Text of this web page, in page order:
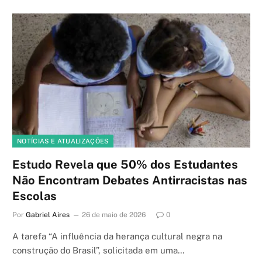
NOTÍCIAS E ATUALIZAÇÕES
Estudo Revela que 50% dos Estudantes
Não Encontram Debates Antirracistas nas
Escolas
Por Gabriel Aires 26 de maio de 2026 0
A tarefa “A influência da herança cultural negra na
construção do Brasil”, solicitada em uma…